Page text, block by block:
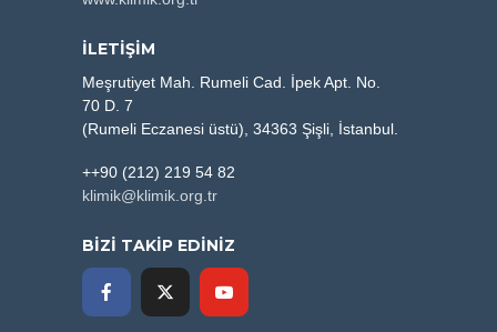
İLETİŞİM
Meşrutiyet Mah. Rumeli Cad. İpek Apt. No.
70 D. 7
(Rumeli Eczanesi üstü), 34363 Şişli, İstanbul.
++90 (212) 219 54 82
klimik@klimik.org.tr
BİZİ TAKİP EDİNİZ